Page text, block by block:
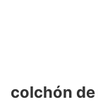
colchón